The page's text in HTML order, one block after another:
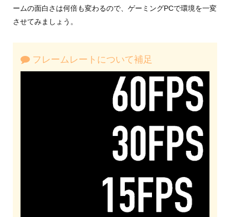
ームの面白さは何倍も変わるので、ゲーミングPCで環境を一変
させてみましょう。
フレームレートについて補足